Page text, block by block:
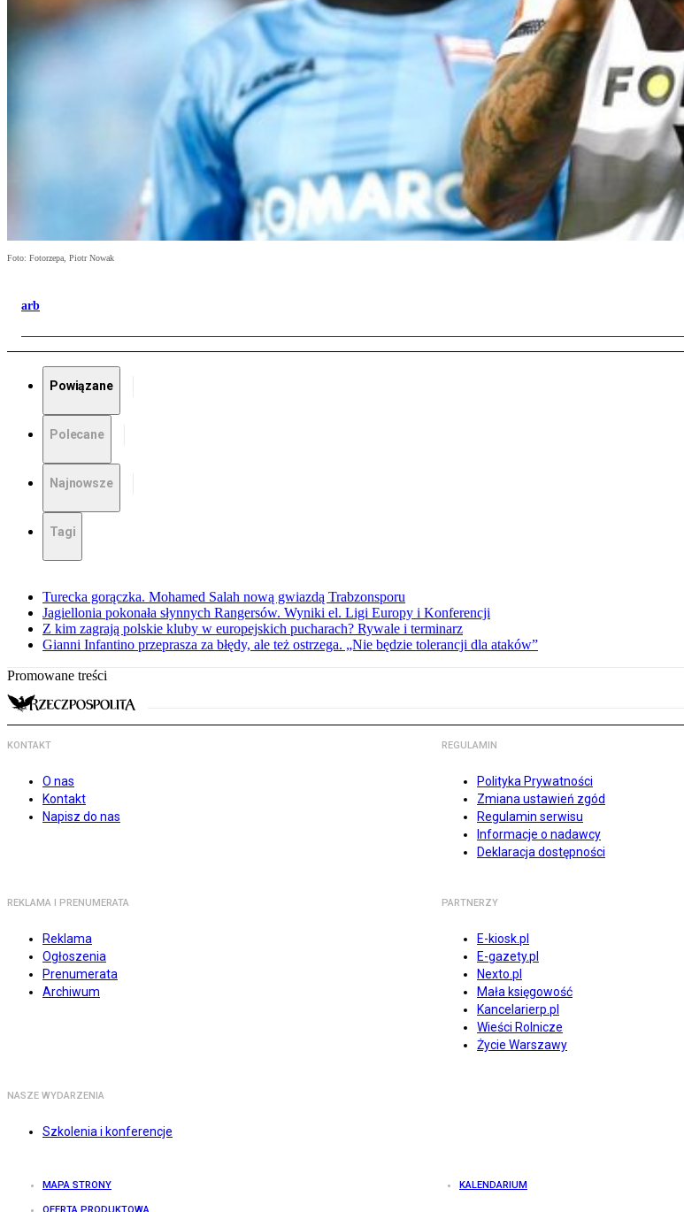
Foto: Fotorzepa, Piotr Nowak
arb
Powiązane
Polecane
Najnowsze
Tagi
Turecka gorączka. Mohamed Salah nową gwiazdą Trabzonsporu
Jagiellonia pokonała słynnych Rangersów. Wyniki el. Ligi Europy i Konferencji
Z kim zagrają polskie kluby w europejskich pucharach? Rywale i terminarz
Gianni Infantino przeprasza za błędy, ale też ostrzega. „Nie będzie tolerancji dla ataków”
Promowane treści
KONTAKT
O nas
Kontakt
Napisz do nas
REGULAMIN
Polityka Prywatności
Zmiana ustawień zgód
Regulamin serwisu
Informacje o nadawcy
Deklaracja dostępności
REKLAMA I PRENUMERATA
Reklama
Ogłoszenia
Prenumerata
Archiwum
PARTNERZY
E-kiosk.pl
E-gazety.pl
Nexto.pl
Mała księgowość
Kancelarierp.pl
Wieści Rolnicze
Życie Warszawy
NASZE WYDARZENIA
Szkolenia i konferencje
MAPA STRONY KALENDARIUM